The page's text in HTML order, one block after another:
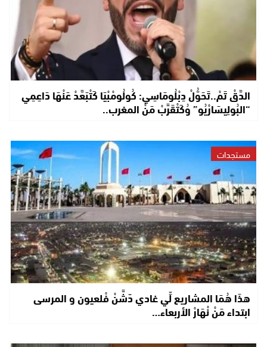
الدَّقْ تَمْ..تَحَوُّلْ دِبْلُومَاسِي: كُولُومْبْيَا كَتْبَعَّدْ عَنْهَا دَاعِمِي
“البُولِيسَارْيُو” وُكَتْقَرَّبْ مَنْ المغرب..
مستجدات
هذَا هُمَا المشاريع لِّي غادي دّشَّنْ فْلعيون و المرسى
ابتداء مَنْ نْهَارْ الأربعاء…